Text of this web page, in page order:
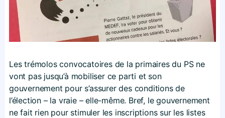
Les trémolos convocatoires de la primaires du PS ne
vont pas jusqu’à mobiliser ce parti et son
gouvernement pour s’assurer des conditions de
l’élection – la vraie – elle-même. Bref, le gouvernement
ne fait rien pour stimuler les inscriptions sur les listes